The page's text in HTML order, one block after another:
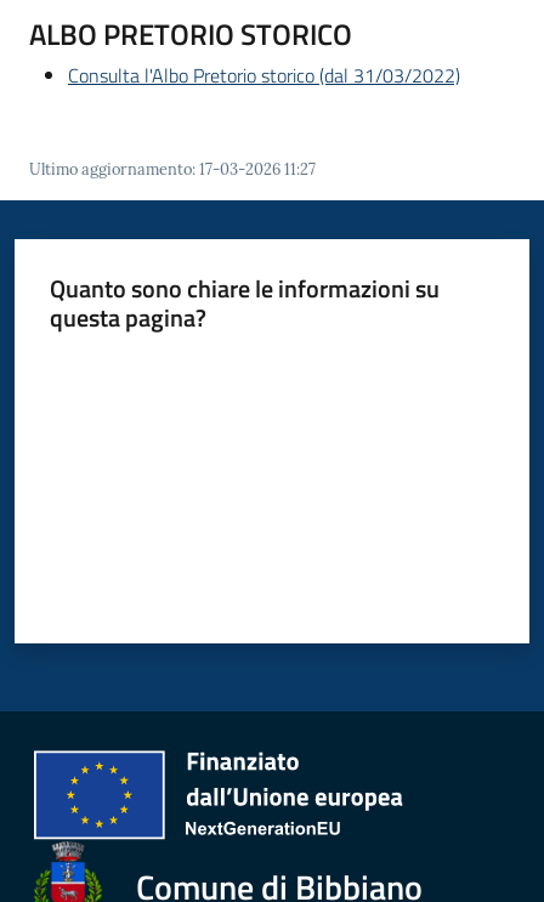
PNRR
Tutti
gli
Seguici
ALBO PRETORIO STORICO
Consulta l'Albo Pretorio storico (dal 31/03/2022)
Ultimo aggiornamento:17-03-2026 11:27
Quanto sono chiare le informazioni su
questa pagina?
Comune di Bibbiano